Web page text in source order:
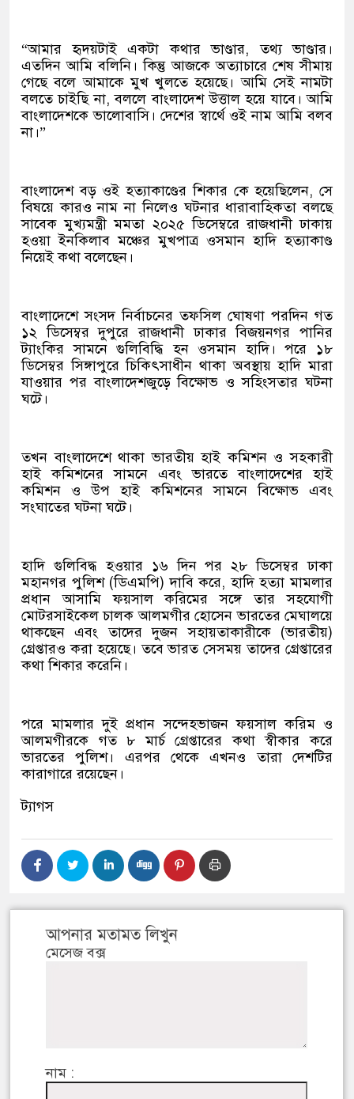
“আমার হৃদয়টাই একটা কথার ভাণ্ডার, তথ্য ভাণ্ডার।
এতদিন আমি বলিনি। কিন্তু আজকে অত্যাচারে শেষ সীমায়
গেছে বলে আমাকে মুখ খুলতে হয়েছে। আমি সেই নামটা
বলতে চাইছি না, বললে বাংলাদেশ উত্তাল হয়ে যাবে। আমি
বাংলাদেশকে ভালোবাসি। দেশের স্বার্থে ওই নাম আমি বলব
না।”
বাংলাদেশ বড় ওই হত্যাকাণ্ডের শিকার কে হয়েছিলেন, সে
বিষয়ে কারও নাম না নিলেও ঘটনার ধারাবাহিকতা বলছে
সাবেক মুখ্যমন্ত্রী মমতা ২০২৫ ডিসেম্বরে রাজধানী ঢাকায়
হওয়া ইনকিলাব মঞ্চের মুখপাত্র ওসমান হাদি হত্যাকাণ্ড
নিয়েই কথা বলেছেন।
বাংলাদেশে সংসদ নির্বাচনের তফসিল ঘোষণা পরদিন গত
১২ ডিসেম্বর দুপুরে রাজধানী ঢাকার বিজয়নগর পানির
ট্যাংকির সামনে গুলিবিদ্ধি হন ওসমান হাদি। পরে ১৮
ডিসেম্বর সিঙ্গাপুরে চিকিৎসাধীন থাকা অবস্থায় হাদি মারা
যাওয়ার পর বাংলাদেশজুড়ে বিক্ষোভ ও সহিংসতার ঘটনা
ঘটে।
তখন বাংলাদেশে থাকা ভারতীয় হাই কমিশন ও সহকারী
হাই কমিশনের সামনে এবং ভারতে বাংলাদেশের হাই
কমিশন ও উপ হাই কমিশনের সামনে বিক্ষোভ এবং
সংঘাতের ঘটনা ঘটে।
হাদি গুলিবিদ্ধ হওয়ার ১৬ দিন পর ২৮ ডিসেম্বর ঢাকা
মহানগর পুলিশ (ডিএমপি) দাবি করে, হাদি হত্যা মামলার
প্রধান আসামি ফয়সাল করিমের সঙ্গে তার সহযোগী
মোটরসাইকেল চালক আলমগীর হোসেন ভারতের মেঘালয়ে
থাকছেন এবং তাদের দুজন সহায়তাকারীকে (ভারতীয়)
গ্রেপ্তারও করা হয়েছে। তবে ভারত সেসময় তাদের গ্রেপ্তারের
কথা শিকার করেনি।
পরে মামলার দুই প্রধান সন্দেহভাজন ফয়সাল করিম ও
আলমগীরকে গত ৮ মার্চ গ্রেপ্তারের কথা স্বীকার করে
ভারতের পুলিশ। এরপর থেকে এখনও তারা দেশটির
কারাগারে রয়েছেন।
ট্যাগস
আপনার মতামত লিখুন
মেসেজ বক্স
নাম :